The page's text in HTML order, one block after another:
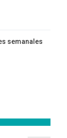
semanales